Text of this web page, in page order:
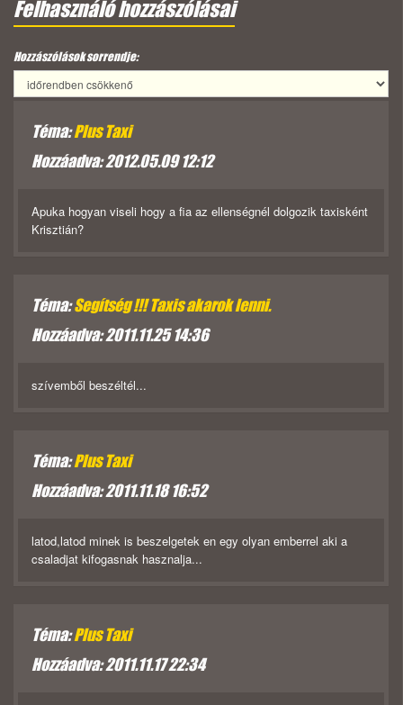
Felhasználó hozzászólásai
Hozzászólások sorrendje:
Téma:Plus Taxi
Hozzáadva: 2012.05.09 12:12
Apuka hogyan viseli hogy a fia az ellenségnél dolgozik taxisként
Krisztián?
Téma:Segítség !!! Taxis akarok lenni.
Hozzáadva: 2011.11.25 14:36
szívemből beszéltél...
Téma:Plus Taxi
Hozzáadva: 2011.11.18 16:52
latod,latod minek is beszelgetek en egy olyan emberrel aki a
csaladjat kifogasnak hasznalja...
Téma:Plus Taxi
Hozzáadva: 2011.11.17 22:34